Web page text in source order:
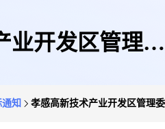
业开发区管理委
知 孝感高新技术产业开发区管理